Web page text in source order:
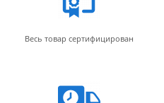
Весь товар сертифицирован